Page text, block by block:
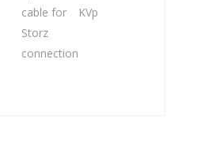
cable for
Storz
connection
KVp